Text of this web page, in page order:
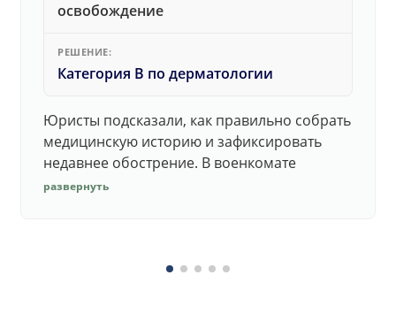
освобождение
РЕШЕНИЕ:
Категория В по дерматологии
Юристы подсказали, как правильно собрать
медицинскую историю и зафиксировать
недавнее обострение. В военкомате
дерматолог принял документы без споров.
развернуть